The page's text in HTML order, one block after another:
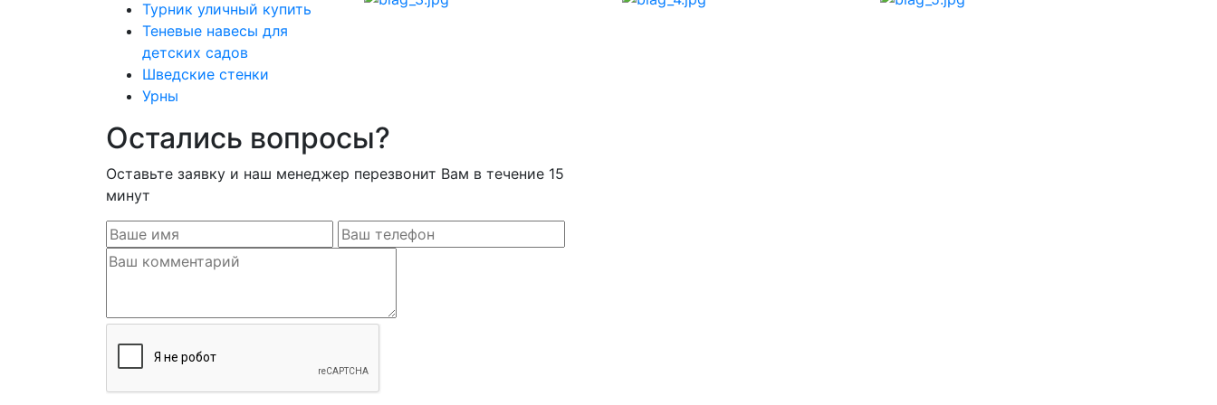
Турник уличный купить
Теневые навесы для
детских садов
Шведские стенки
Урны
Остались вопросы?
Оставьте заявку и наш менеджер перезвонит Вам в течение 15
минут